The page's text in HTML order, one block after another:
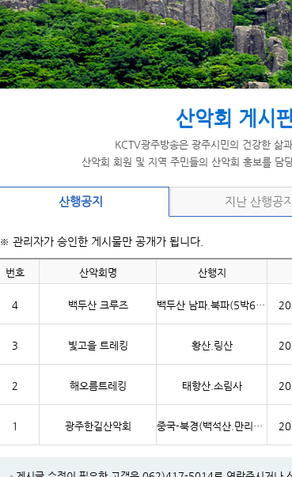
산악회 게시
KCTV광주방송은 광주시민의 건강한 삶
산악회 회원 및 지역 주민들의 산악회 홍보를 담
산행공지 지난 산행공지
※ 관리자가 승인한 게시물만 공개가 됩니다.
번호 산악회명 산행지
4 백두산 크루즈 백두산 남파.북파(5박6일)
3 빛고을 트레킹 황산.링산
2 해오름트레킹 태항산.소림사
1 광주한길산악회 중국-북경(백석산.만리장성.천안문.백대협.이수호.자금성)-4박5일